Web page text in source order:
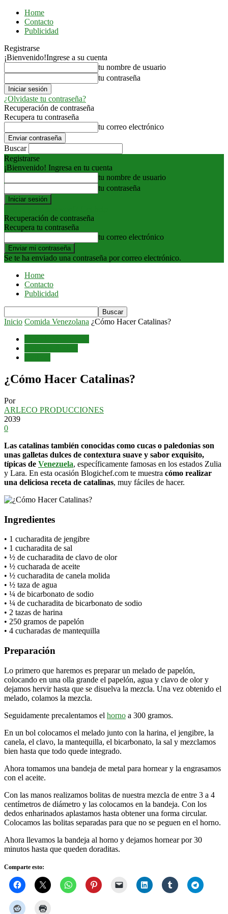
Home
Contacto
Publicidad
Registrarse
¡Bienvenido!Ingrese a su cuenta
tu nombre de usuario
tu contraseña
¿Olvidaste tu contraseña?
Recuperación de contraseña
Recupera tu contraseña
tu correo electrónico
Buscar
Registrarse
¡Bienvenido! Ingresa en tu cuenta
tu nombre de usuario
tu contraseña
Recuperación de contraseña
Recupera tu contraseña
tu correo electrónico
Se te ha enviado una contraseña por correo electrónico.
Home
Contacto
Publicidad
Inicio Comida Venezolana ¿Cómo Hacer Catalinas?
¿Cómo Hacer Catalinas?
Por
ARLECO PRODUCCIONES
2039
0
Las catalinas también conocidas como cucas o paledonias son
unas galletas dulces de contextura suave y sabor exquisito,
típicas de Venezuela, específicamente famosas en los estados Zulia
y Lara. En esta ocasión Blogichef.com te muestra cómo realizar
una deliciosa receta de catalinas, muy fáciles de hacer.
Ingredientes
• 1 cucharadita de jengibre
• 1 cucharadita de sal
• ½ de cucharadita de clavo de olor
• ½ cucharada de aceite
• ½ cucharadita de canela molida
• ½ taza de agua
• ¼ de bicarbonato de sodio
• ¼ de cucharadita de bicarbonato de sodio
• 2 tazas de harina
• 250 gramos de papelón
• 4 cucharadas de mantequilla
Preparación
Lo primero que haremos es preparar un melado de papelón,
colocando en una olla grande el papelón, agua y clavo de olor y
dejamos hervir hasta que se disuelva la mezcla. Una vez obtenido el
melado, colamos la mezcla.
Seguidamente precalentamos el horno a 300 gramos.
En un bol colocamos el melado junto con la harina, el jengibre, la
canela, el clavo, la mantequilla, el bicarbonato, la sal y mezclamos
bien hasta que todo quede integrado.
Ahora tomamos una bandeja de metal para hornear y la engrasamos
con el aceite.
Con las manos realizamos bolitas de nuestra mezcla de entre 3 a 4
centímetros de diámetro y las colocamos en la bandeja. Con los
dedos enharinados aplastamos hasta obtener una forma circular.
Colocamos las bolitas separadas para que no se peguen en el horno.
Ahora llevamos la bandeja al horno y dejamos hornear por 30
minutos hasta que queden doraditas.
Comparte esto: